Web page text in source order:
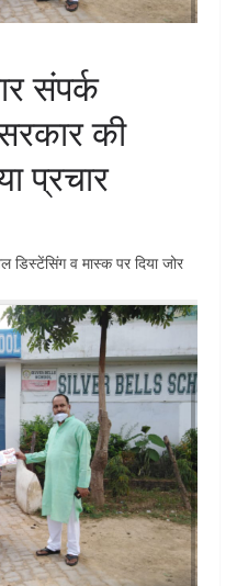
संपर्क
की
प्रचार
व मास्क पर दिया जोर